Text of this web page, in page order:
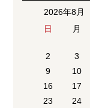
2026年8月
日
月
2
3
9
10
16
17
23
24